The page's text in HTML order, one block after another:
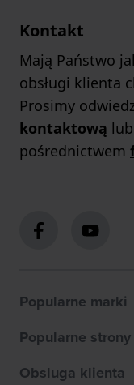
Kontakt
Mają Państwo
obsługi klienta
Prosimy
kontaktową
pośrednictwem
Popularne marki
Popularne strony
Obsluga klienta